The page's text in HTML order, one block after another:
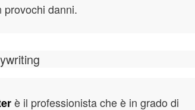
provochi danni.
è il professionista che è in grado di